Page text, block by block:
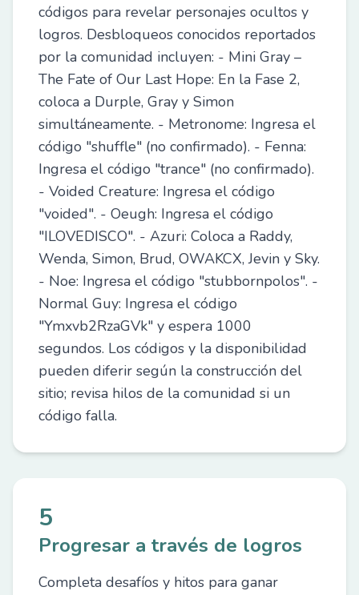
códigos para revelar personajes ocultos y
logros. Desbloqueos conocidos reportados
por la comunidad incluyen: - Mini Gray –
The Fate of Our Last Hope: En la Fase 2,
coloca a Durple, Gray y Simon
simultáneamente. - Metronome: Ingresa el
código "shuffle" (no confirmado). - Fenna:
Ingresa el código "trance" (no confirmado).
- Voided Creature: Ingresa el código
"voided". - Oeugh: Ingresa el código
"ILOVEDISCO". - Azuri: Coloca a Raddy,
Wenda, Simon, Brud, OWAKCX, Jevin y Sky.
- Noe: Ingresa el código "stubbornpolos". -
Normal Guy: Ingresa el código
"Ymxvb2RzaGVk" y espera 1000
segundos. Los códigos y la disponibilidad
pueden diferir según la construcción del
sitio; revisa hilos de la comunidad si un
código falla.
5
Progresar a través de logros
Completa desafíos y hitos para ganar